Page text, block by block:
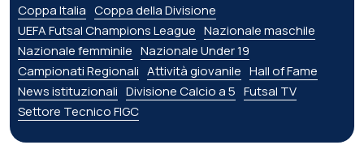
Coppa Italia Coppa della Divisione
UEFA Futsal Champions League Nazionale maschile
Nazionale femminile Nazionale Under 19
Campionati Regionali Attività giovanile Hall of Fame
News istituzionali Divisione Calcio a 5 Futsal TV
Settore Tecnico FIGC